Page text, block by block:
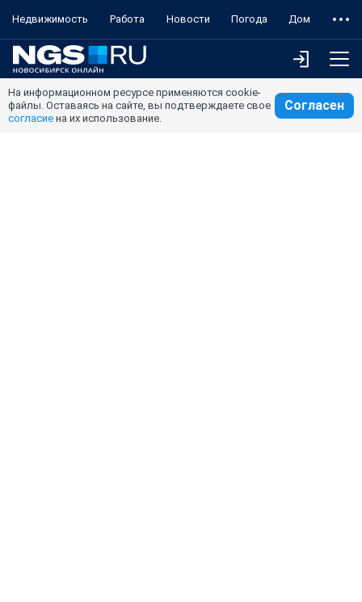
Недвижимость Работа Новости Погода Дом
На информационном ресурсе применяются cookie-
файлы. Оставаясь на сайте, вы подтверждаете свое
согласие на их использование.
Согласен